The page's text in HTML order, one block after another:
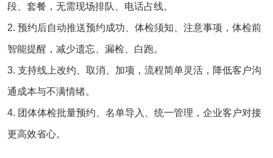
段、套餐，无需现场排队、电话占线。
2. 预约后自动推送预约成功、体检须知、注意事项，体检前
智能提醒，减少遗忘、漏检、白跑。
3. 支持线上改约、取消、加项，流程简单灵活，降低客户沟
通成本与不满情绪。
4. 团体体检批量预约、名单导入、统一管理，企业客户对接
更高效省心。